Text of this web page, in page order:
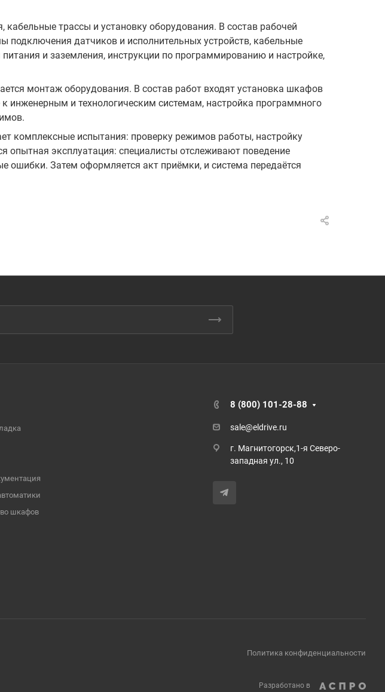
трассы и установку оборудования. В состав рабочей
датчиков и исполнительных устройств, кабельные
и заземления, инструкции по программированию и настройке,
монтаж оборудования. В состав работ входят установка шкафов
и технологическим системам, настройка программного
комплексные испытания: проверку режимов работы, настройку
опытная эксплуатация: специалисты отслеживают поведение
Затем оформляется акт приёмки, и система передаётся
шкафов
8 (800) 101-28-88
sale@eldrive.ru
г. Магнитогорск,1-я Северо-
западная ул., 10
Политика конфиденциальности
Разработано в